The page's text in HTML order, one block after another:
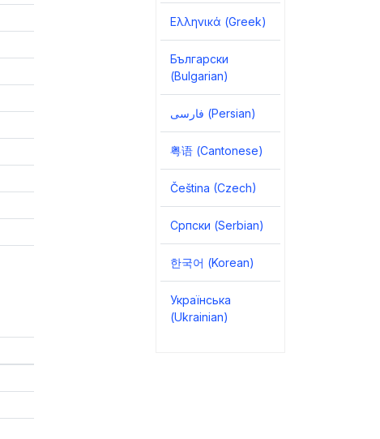
Ελληνικά (Greek)
Български
(Bulgarian)
فارسی (Persian)
粤语 (Cantonese)
Čeština (Czech)
Српски (Serbian)
한국어 (Korean)
Українська
(Ukrainian)